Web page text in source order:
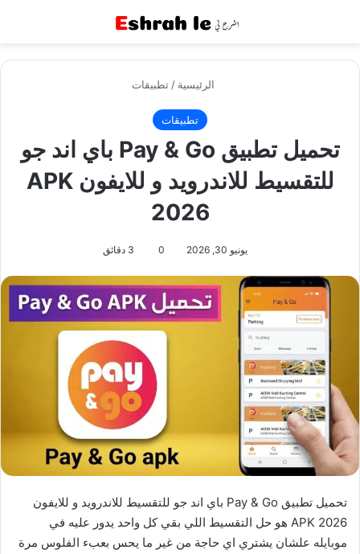
الرئيسية / تطبيقات
تطبيقات
تحميل تطبيق Pay & Go باي اند جو
للتقسيط للاندرويد و للايفون APK
2026
يونيو 30, 2026 0
تحميل تطبيق Pay & Go باي اند جو للتقسيط للاندرويد و للايفون
APK 2026 هو حل التقسيط اللي بقي كل واحد يدور عليه في
موبايله علشان يشتري اي حاجة من غير ما يحس بعبء الفلوس مرة